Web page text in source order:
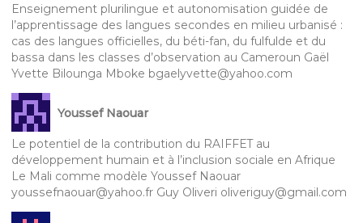
Enseignement plurilingue et autonomisation guidée de
l’apprentissage des langues secondes en milieu urbanisé :
cas des langues officielles, du béti-fan, du fulfulde et du
bassa dans les classes d’observation au Cameroun Gaël
Yvette Bilounga Mboke bgaelyvette@yahoo.com
Youssef Naouar
Le potentiel de la contribution du RAIFFET au
développement humain et à l’inclusion sociale en Afrique
Le Mali comme modèle Youssef Naouar
youssefnaouar@yahoo.fr Guy Oliveri oliveriguy@gmail.com